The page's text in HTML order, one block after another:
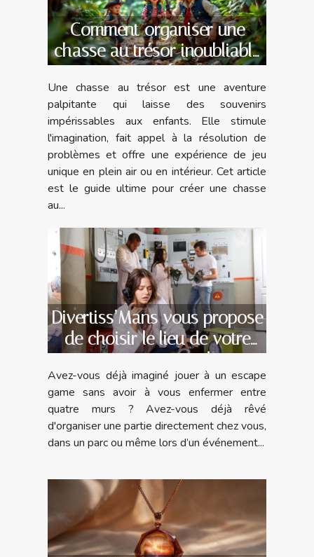
Comment organiser une
chasse au trésor inoubliable
pour enfants
Une chasse au trésor est une aventure
palpitante qui laisse des souvenirs
impérissables aux enfants. Elle stimule
l'imagination, fait appel à la résolution de
problèmes et offre une expérience de jeu
unique en plein air ou en intérieur. Cet article
est le guide ultime pour créer une chasse
au...
Divertiss’Mans vous propose
de choisir le lieu de votre
escape game !
Avez-vous déjà imaginé jouer à un escape
game sans avoir à vous enfermer entre
quatre murs ? Avez-vous déjà rêvé
d'organiser une partie directement chez vous,
dans un parc ou même lors d’un événement...